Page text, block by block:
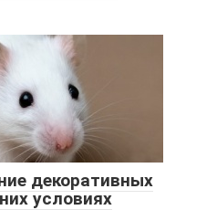
декоративных
условиях